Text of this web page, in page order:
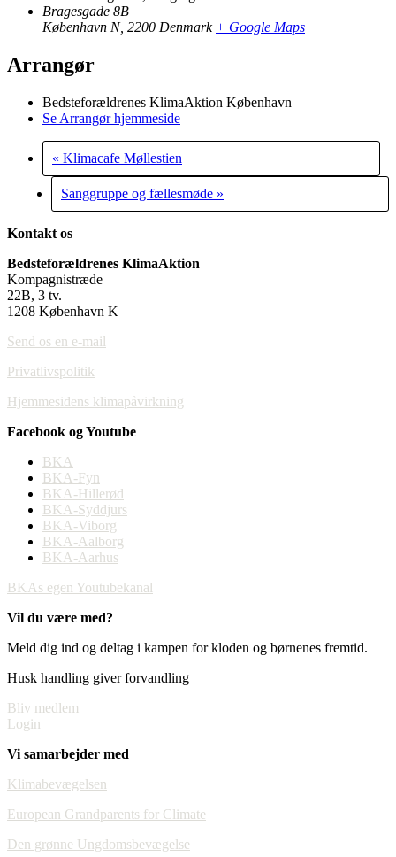
Bragesgade 8B
København N, 2200 Denmark + Google Maps
Arrangør
Bedsteforældrenes KlimaAktion København
Se Arrangør hjemmeside
« Klimacafe Møllestien
Sanggruppe og fællesmøde »
Kontakt os
Bedsteforældrenes KlimaAktion
Kompagnistræde
22B, 3 tv.
1208 København K
Send os en e-mail
Privatlivspolitik
Hjemmesidens klimapåvirkning
Facebook og Youtube
BKA
BKA-Fyn
BKA-Hillerød
BKA-Syddjurs
BKA-Viborg
BKA-Aalborg
BKA-Aarhus
BKAs egen Youtubekanal
Vil du være med?
Meld dig ind og deltag i kampen for kloden og børnenes fremtid.
Husk handling giver forvandling
Bliv medlem
Login
Vi samarbejder med
Klimabevægelsen
European Grandparents for Climate
Den grønne Ungdomsbevægelse